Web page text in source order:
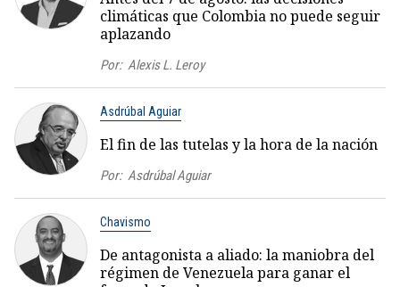
climáticas que Colombia no puede seguir
aplazando
Por: Alexis L. Leroy
Asdrúbal Aguiar
El fin de las tutelas y la hora de la nación
Por: Asdrúbal Aguiar
Chavismo
De antagonista a aliado: la maniobra del
régimen de Venezuela para ganar el